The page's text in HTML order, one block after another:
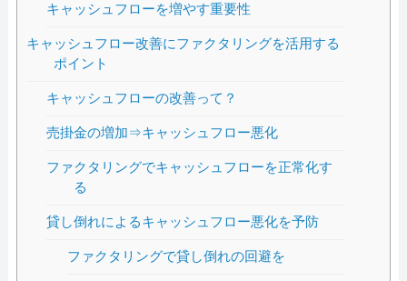
キャッシュフローを増やす重要性
キャッシュフロー改善にファクタリングを活用する
ポイント
キャッシュフローの改善って？
売掛金の増加⇒キャッシュフロー悪化
ファクタリングでキャッシュフローを正常化す
る
貸し倒れによるキャッシュフロー悪化を予防
ファクタリングで貸し倒れの回避を